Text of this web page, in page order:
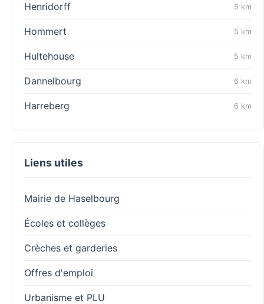
Henridorff 5 km
Hommert 5 km
Hultehouse 5 km
Dannelbourg 6 km
Harreberg 6 km
Liens utiles
Mairie de Haselbourg
Écoles et collèges
Crèches et garderies
Offres d'emploi
Urbanisme et PLU